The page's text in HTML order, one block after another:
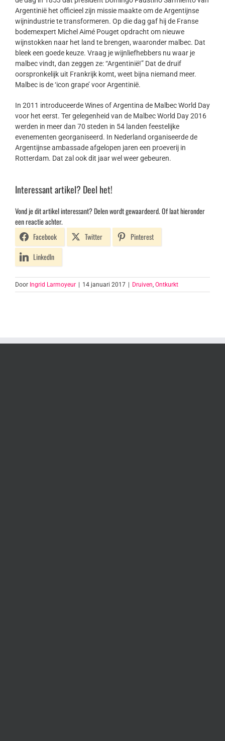
Argentinië het officieel zijn missie maakte om de Argentijnse
wijnindustrie te transformeren. Op die dag gaf hij de Franse
bodemexpert Michel Aimé Pouget opdracht om nieuwe
wijnstokken naar het land te brengen, waaronder malbec. Dat
bleek een goede keuze. Vraag je wijnliefhebbers nu waar je
malbec vindt, dan zeggen ze: “Argentinië!” Dat de druif
oorspronkelijk uit Frankrijk komt, weet bijna niemand meer.
Malbec is de ‘icon grape’ voor Argentinië.
In 2011 introduceerde Wines of Argentina de Malbec World Day
voor het eerst. Ter gelegenheid van de Malbec World Day 2016
werden in meer dan 70 steden in 54 landen feestelijke
evenementen georganiseerd. In Nederland organiseerde de
Argentijnse ambassade afgelopen jaren een proeverij in
Rotterdam. Dat zal ook dit jaar wel weer gebeuren.
Interessant artikel? Deel het!
Vond je dit artikel interessant? Delen wordt gewaardeerd. Of laat hieronder
een reactie achter.
Facebook
Twitter
Pinterest
LinkedIn
Door Ingrid Larmoyeur 14 januari 2017 Druiven, Ontkurkt